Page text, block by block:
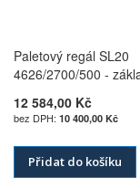
Paletový regál SL20
4626/2700/500 -
12 584,00 Kč
10 400,00 Kč
Přidat do košíku